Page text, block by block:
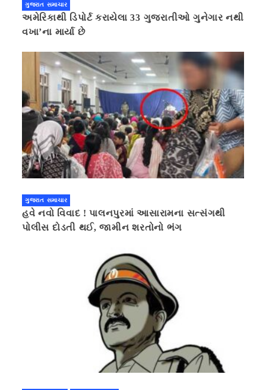
ગુજરાત સમાચાર
અમેરિકાથી ડિપોર્ટ કરાયેલા 33 ગુજરાતીઓ ગુનેગાર નથી
વખા’ના માર્યા છે
ગુજરાત સમાચાર
હવે નવો વિવાદ ! પાલનપુરમાં આસારામના સત્સંગથી
પોલીસ દોડતી થઈ, જામીન શરતોનો ભંગ